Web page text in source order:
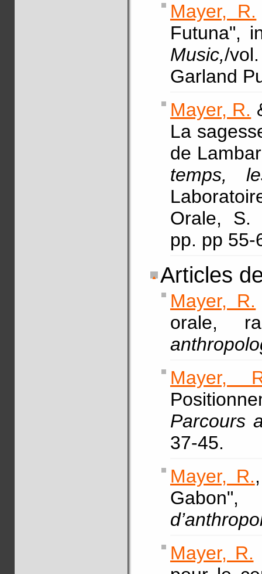
Mayer, R.
Futuna",
Music,/
Garland
Mayer, R.
La
de
temps,
Orale, S.
pp. pp 55-
Articles
Mayer, R.
orale,
Mayer,
Parcours
37-45.
Mayer, R.
Mayer, R.